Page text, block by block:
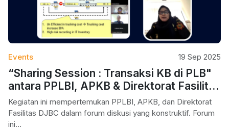
Events 19 Sep 2025
“Sharing Session : Transaksi KB di PLB"
antara PPLBI, APKB & Direktorat Fasilitas
DJBC
Kegiatan ini mempertemukan PPLBI, APKB, dan Direktorat
Fasilitas DJBC dalam forum diskusi yang konstruktif. Forum
ini...